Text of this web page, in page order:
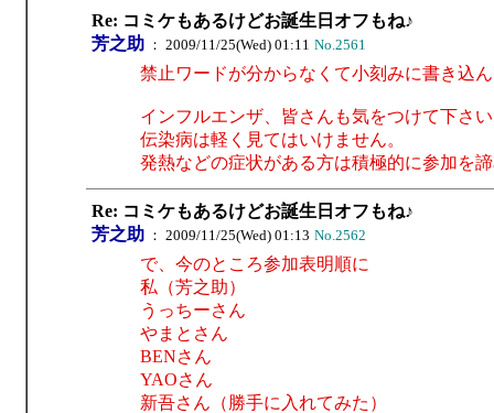
Re: コミケもあるけどお誕生日オフもね♪
芳之助 ： 2009/11/25(Wed) 01:11 No.2561
禁止ワードが分からなくて小刻みに書き込
インフルエンザ、皆さんも気をつけて下さ
伝染病は軽く見てはいけません。
発熱などの症状がある方は積極的に参加を
Re: コミケもあるけどお誕生日オフもね♪
芳之助 ： 2009/11/25(Wed) 01:13 No.2562
で、今のところ参加表明順に
私（芳之助）
うっちーさん
やまとさん
BENさん
YAOさん
新吾さん（勝手に入れてみた）